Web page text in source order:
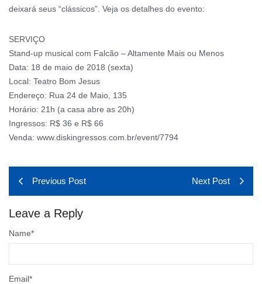
deixará seus “clássicos”. Veja os detalhes do evento:
SERVIÇO
Stand-up musical com Falcão – Altamente Mais ou Menos
Data: 18 de maio de 2018 (sexta)
Local: Teatro Bom Jesus
Endereço: Rua 24 de Maio, 135
Horário: 21h (a casa abre as 20h)
Ingressos: R$ 36 e R$ 66
Venda: www.diskingressos.com.br/event/7794
Previous Post Next Post
Leave a Reply
Name*
Email*